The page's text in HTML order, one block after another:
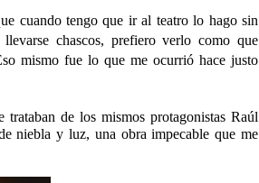
cuando tengo que ir al teatro lo hago sin
chascos, prefiero verlo como que
mismo fue lo que me ocurrió hace justo
de los mismos protagonistas Raúl
niebla y luz, una obra impecable que me